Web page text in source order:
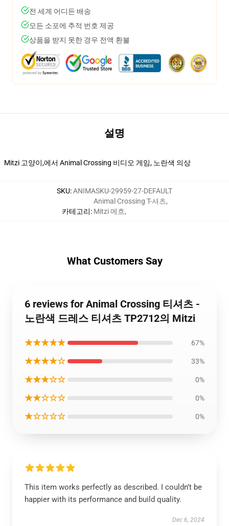
전 세계 어디든 배송
모든 소포에 추적 번호 제공
상품을 받지 못한 경우 전액 환불
설명
Mitzi 고양이,에서 Animal Crossing 비디오 게임, 노란색 의상
SKU:ANIMASKU-29959-27-DEFAULT
카테고리:
Animal Crossing T-셔츠,
Mitzi 메흐,
What Customers Say
6 reviews for Animal Crossing 티셔츠 -
노란색 드레스 티셔츠 TP2712의 Mitzi
★★★★★ 67%
★★★★☆ 33%
★★★☆☆ 0%
★★☆☆☆ 0%
★☆☆☆☆ 0%
This item works perfectly as described. I couldn’t be
happier with its performance and build quality.
Dec 6, 2024